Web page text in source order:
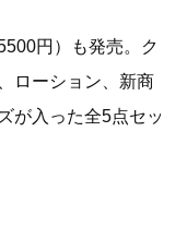
円）も発売。ク
ローション、新商
が入った全5点セッ